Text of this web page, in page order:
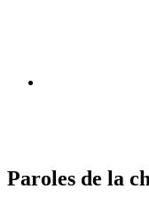
Paroles de la